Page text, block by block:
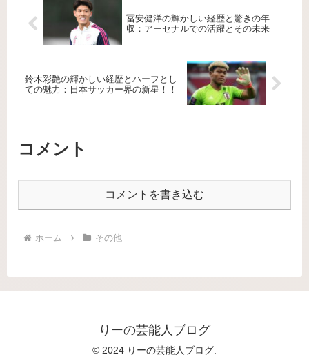
冨安健洋の輝かしい経歴と驚きの年
収：アーセナルでの活躍とその未来
鈴木彩艶の輝かしい経歴とハーフとし
ての魅力：日本サッカー界の新星！！
コメント
コメントを書き込む
ホーム その他
りーの芸能人ブログ
© 2024 りーの芸能人ブログ.